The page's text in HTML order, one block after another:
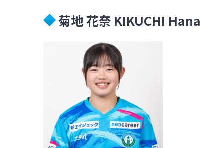
菊地 花奈 KIKUCHI Hana